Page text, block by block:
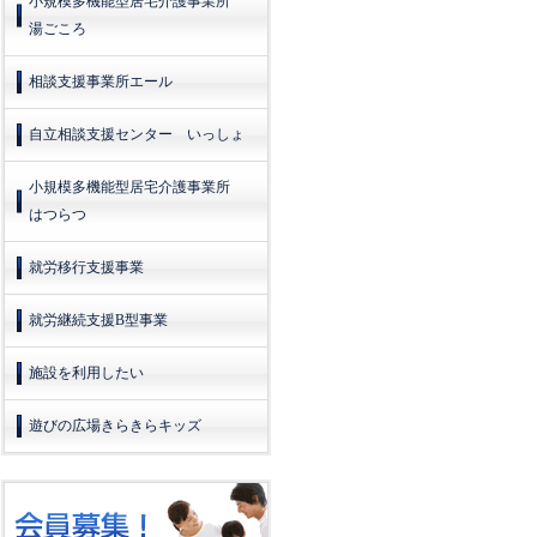
湯ごころ
相談支援事業所エール
自立相談支援センター いっしょ
小規模多機能型居宅介護事業所
はつらつ
就労移行支援事業
就労継続支援B型事業
施設を利用したい
遊びの広場きらきらキッズ